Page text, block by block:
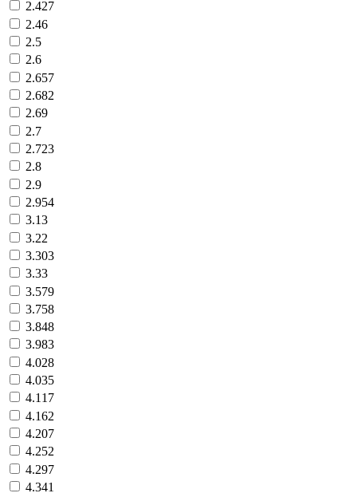
2.427
2.46
2.5
2.6
2.657
2.682
2.69
2.7
2.723
2.8
2.9
2.954
3.13
3.22
3.303
3.33
3.579
3.758
3.848
3.983
4.028
4.035
4.117
4.162
4.207
4.252
4.297
4.341